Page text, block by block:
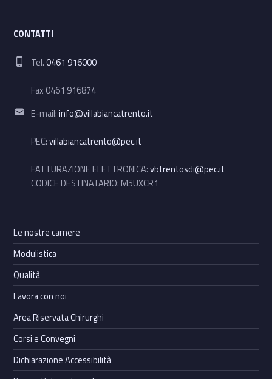
CONTATTI
Phone number:
Tel.0461 916000
Fax 0461 916874
Email address:
E-mail:info@villabiancatrento.it
PEC:villabiancatrento@pec.it
FATTURAZIONE ELETTRONICA:vbtrentosdi@pec.it
CODICE DESTINATARIO: M5UXCR1
Le nostre camere
Modulistica
Qualità
Lavora con noi
Area Riservata Chirurghi
Corsi e Convegni
Dichiarazione Accessibilità